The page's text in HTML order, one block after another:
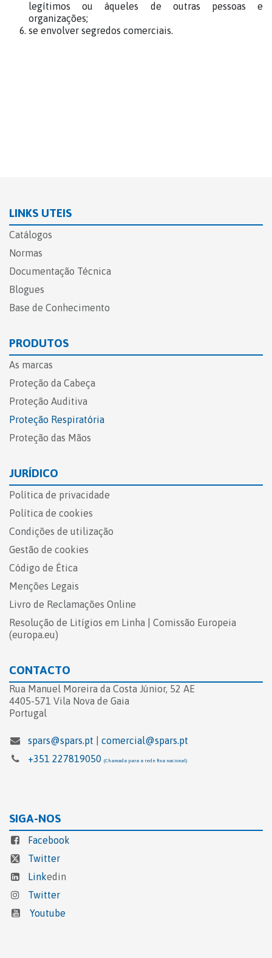
legítimos ou àqueles de outras pessoas e
organizações;
se envolver segredos comerciais.
LINKS UTEIS
Catálogos
Normas
Documentação Técnica
Blogues
Base de Conhecimento
PRODUTOS
As marcas
Proteção da Cabeça
Proteção Auditiva
Proteção Respiratória
Proteção das Mãos
JURÍDICO
Política de privacidade
Política de cookies
Condições de utilização
Gestão de cookies
Código de Ética
Menções Legais
Livro de Reclamações Online​
Resolução de Litígios em Linha | Comissão Europeia
(europa.eu)
CONTACTO
Rua Manuel Moreira da Costa Júnior, 52 AE
4405-571 Vila Nova de Gaia
Portugal
spars@spars.pt
comercial@spars.pt
+351 227819050 (Chamada para a rede fixa nacional)
SIGA-NOS
Facebook
Twitter
Linkedin
Twitter
Youtube